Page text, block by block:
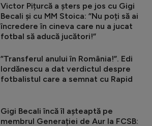
Victor Pițurcă a șters pe jos cu Gigi
Becali și cu MM Stoica: ”Nu poți să ai
încredere în cineva care nu a jucat
fotbal să aducă jucători!”
”Transferul anului în România!”. Edi
Iordănescu a dat verdictul despre
fotbalistul care a semnat cu Rapid
Gigi Becali încă îl așteaptă pe
membrul Generației de Aur la FCSB: